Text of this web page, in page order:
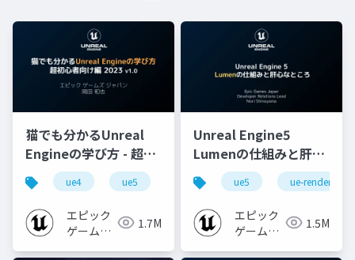
猫でも分かるUnreal
Engineの学び方 - 超初
心者向け編 - 2023 v1.0
ue4 ue5 ue-beginner
エピック
ゲームズ
1.7M
Unreal Engine5
Lumenの仕組みと肝心
なところ
ue5 ue-rendering
エピック
ゲームズ
1.5M